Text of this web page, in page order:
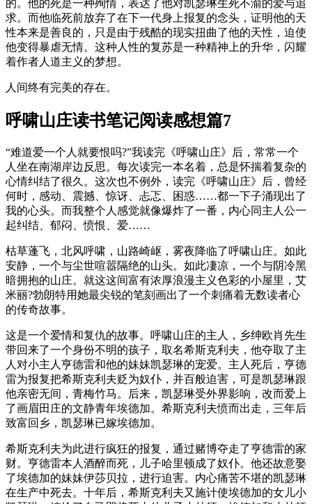
的。他的死是一种殉情，表达了他对凯瑟琳生死不渝的爱与追
求。而他临死前放弃了在下一代身上报复的念头，证明他的天
性本来是善良的，只是由于残酷的现实扭曲了他的天性，迫使
他变得暴虐无情。这种人性的复苏是一种精神上的升华，闪耀
着作者人道主义的梦想。
人间终有完美的存在。
呼啸山庄读书笔记阅读感想篇7
“难道爱一个人就要恨吗?”我读完《呼啸山庄》后，常常一个
人坐在南湖岸边反思。每次读完一本名着，总是怀揣着复杂的
心情纠结了很久。这次也不例外，读完《呼啸山庄》后，曾经
何时，感动、震撼、惊讶、忐忑、困惑……都一下子涌现出了
我的心头。而我整个人感觉就像爆炸了一番，内心同主人公一
起纠结、郁闷、愤恨、爱……
枯草蓬飞，北风呼啸，山路崎岖，雾夜降临了呼啸山庄。如此
安静，一个与尘世喧嚣隔绝的山头。如此凄凉，一个与阴冷黑
暗拥抱的山庄。就这这间富有浓厚浪漫主义色彩的小屋里，艾
米丽?勃朗特用她最尖锐的笔刻画出了一个刺痛着无数读者心
的传奇故事。
这是一个爱情和复仇的故事。呼啸山庄的主人，乡绅欧肖先生
带回来了一个身份不明的孩子，取名希斯克利夫，他夺取了主
人对小主人亨德雷和他的妹妹凯瑟琳的宠爱。主人死后，亨德
雷为报复把希斯克利夫贬为奴仆，并百般迫害，可是凯瑟琳跟
他亲密无间，青梅竹马。后来，凯瑟琳受外界影响，改而爱上
了画眉田庄的文静青年埃德加。希斯克利夫愤而出走，三年后
致富回乡，凯瑟琳已嫁埃德加。
希斯克利夫为此进行疯狂的报复，通过赌博夺走了亨德雷的家
财。亨德雷本人酒醉而死，儿子哈里顿成了奴仆。他还故意娶
了埃德加的妹妹伊莎贝拉，进行迫害。内心痛苦不堪的凯瑟琳
在生产中死去。十年后，希斯克利夫又施计使埃德加的女儿小